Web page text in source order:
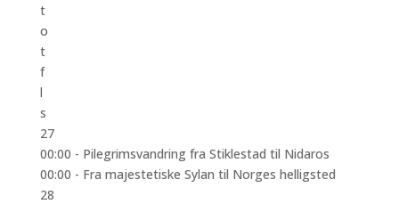
t
o
t
f
l
s
27
00:00 - Pilegrimsvandring fra Stiklestad til Nidaros
00:00 - Fra majestetiske Sylan til Norges helligsted
28